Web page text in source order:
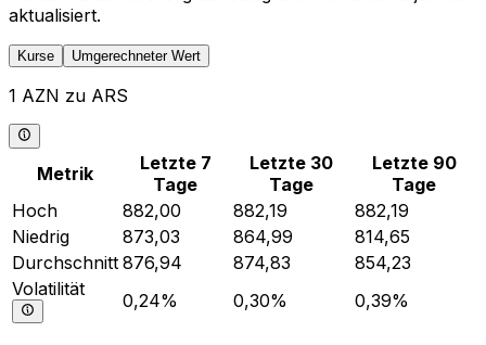
aktualisiert.
Kurse Umgerechneter Wert
1 AZN zu ARS
Metrik
Letzte 7
Tage
Letzte 30
Tage
Letzte 90
Tage
Hoch
882,00 882,19
882,19
Niedrig
873,03 864,99
814,65
Durchschnitt 876,94 874,83
854,23
Volatilität
0,24% 0,30% 0,39%